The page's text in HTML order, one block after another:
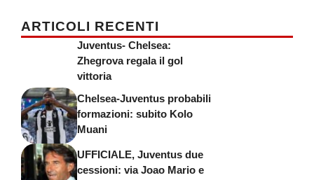
ARTICOLI RECENTI
Juventus- Chelsea:
Zhegrova regala il gol
vittoria
Chelsea-Juventus probabili
formazioni: subito Kolo
Muani
UFFICIALE, Juventus due
cessioni: via Joao Mario e